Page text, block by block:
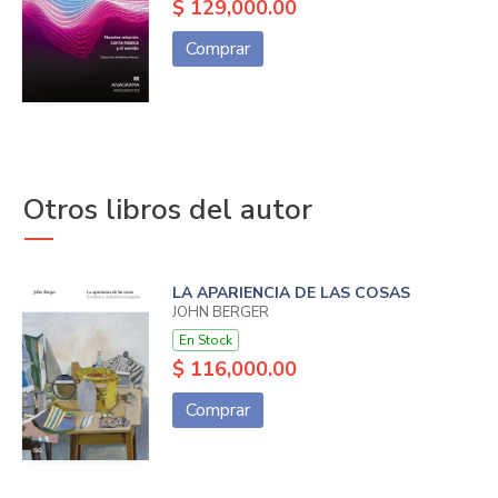
$ 129,000.00
Comprar
Otros libros del autor
LA APARIENCIA DE LAS COSAS
JOHN BERGER
En Stock
$ 116,000.00
Comprar